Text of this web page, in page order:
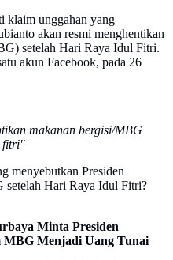
klaim unggahan yang
akan resmi menghentikan
setelah Hari Raya Idul Fitri.
akun Facebook, pada 26
makanan bergisi/MBG
fitri"
menyebutkan Presiden
setelah Hari Raya Idul Fitri?
Minta Presiden
Menjadi Uang Tunai